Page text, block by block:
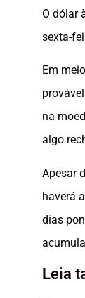
O dólar
sexta-
Em
na
algo
Apesar
haverá
dias
Leia